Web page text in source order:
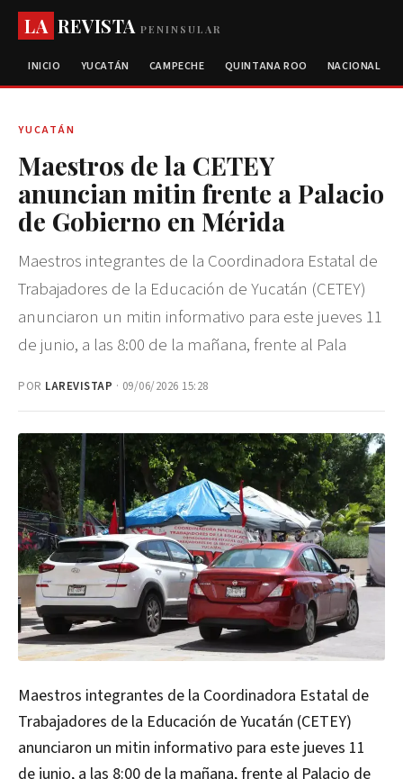
LA REVISTAPENINSULAR
INICIO YUCATÁN CAMPECHE QUINTANA ROO NACIONAL
YUCATÁN
Maestros de la CETEY
anuncian mitin frente a Palacio
de Gobierno en Mérida
Maestros integrantes de la Coordinadora Estatal de
Trabajadores de la Educación de Yucatán (CETEY)
anunciaron un mitin informativo para este jueves 11
de junio, a las 8:00 de la mañana, frente al Pala
POR LAREVISTAP · 09/06/2026 15:28
Maestros integrantes de la Coordinadora Estatal de
Trabajadores de la Educación de Yucatán (CETEY)
anunciaron un mitin informativo para este jueves 11
de junio, a las 8:00 de la mañana, frente al Palacio de